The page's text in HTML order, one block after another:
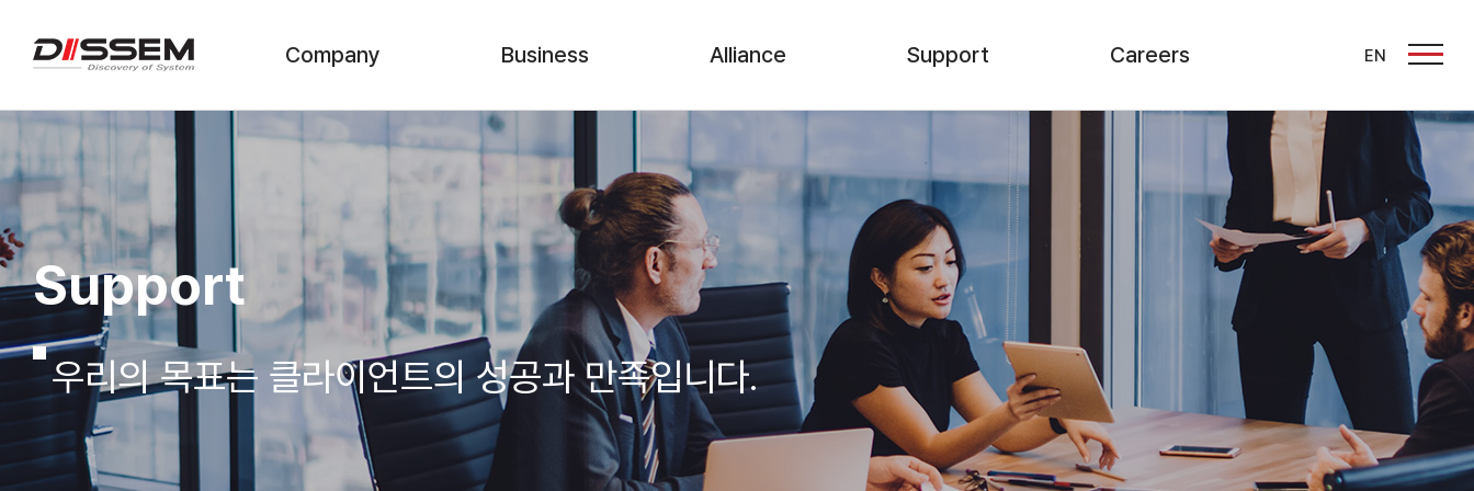
Company
회사연혁
조직도
기술현황
수상 및 인증서
찾아오시는 길
Business
머신비전 장비
머신비전 솔루션
Component
Alliance
Partnership
Support
기술&견적문의
원격지원
고객 소통 창구
회사소식
사내행사
Careers
인재상
온라인 입사지원
EN
Support
우리의 목표는 클라이언트의 성공과 만족입니다.